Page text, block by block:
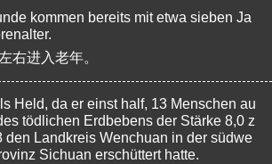
kommen bereits mit etwa sieben Ja
右进入老年。
Held, da er einst half, 13 Menschen au
tödlichen Erdbebens der Stärke 8,0 z
den Landkreis Wenchuan in der südwe
Sichuan erschüttert hatte.